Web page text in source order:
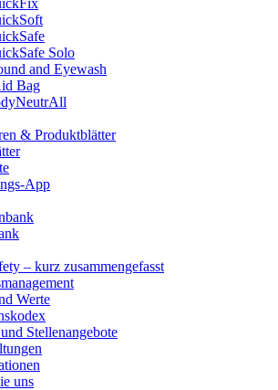
Solo
and Eyewash
Bag
& Produktblätter
App
– kurz zusammengefasst
Werte
Stellenangebote
uns